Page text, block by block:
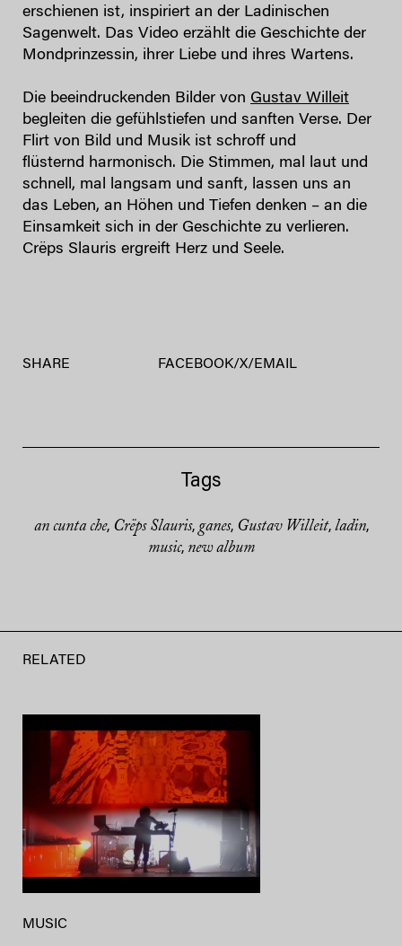
erschienen ist, inspiriert an der Ladinischen
Sagenwelt. Das Video erzählt die Geschichte der
Mondprinzessin, ihrer Liebe und ihres Wartens.
Die beeindruckenden Bilder von Gustav Willeit
begleiten die gefühlstiefen und sanften Verse. Der
Flirt von Bild und Musik ist schroff und
flüsternd harmonisch. Die Stimmen, mal laut und
schnell, mal langsam und sanft, lassen uns an
das Leben, an Höhen und Tiefen denken – an die
Einsamkeit sich in der Geschichte zu verlieren.
Crëps Slauris ergreift Herz und Seele.
SHARE FACEBOOK/X/ EMAIL
Tags
an cunta che, Crëps Slauris, ganes, Gustav Willeit, ladin,
music, new album
RELATED
MUSIC